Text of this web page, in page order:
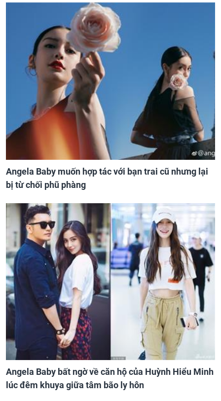
Angela Baby muốn hợp tác với bạn trai cũ nhưng lại
bị từ chối phũ phàng
Angela Baby bất ngờ về căn hộ của Huỳnh Hiểu Minh
lúc đêm khuya giữa tâm bão ly hôn